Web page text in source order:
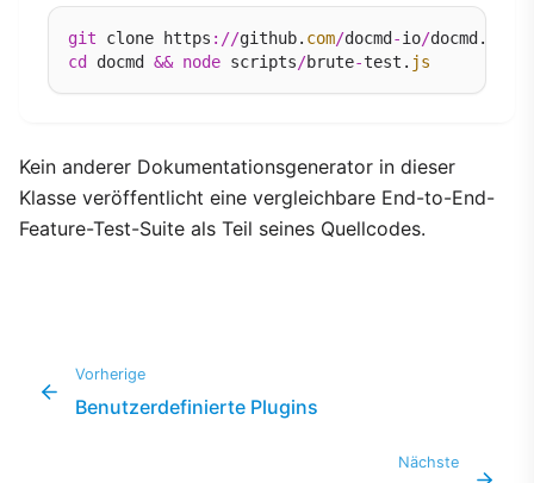
git clone https ://github. com/docmd -io/docmd.
cd
docmd && node scripts/brute-test. js
Kein anderer Dokumentationsgenerator in dieser
Klasse veröffentlicht eine vergleichbare End-to-End-
Feature-Test-Suite als Teil seines Quellcodes.
Vorherige
Benutzerdefinierte Plugins
Nächste